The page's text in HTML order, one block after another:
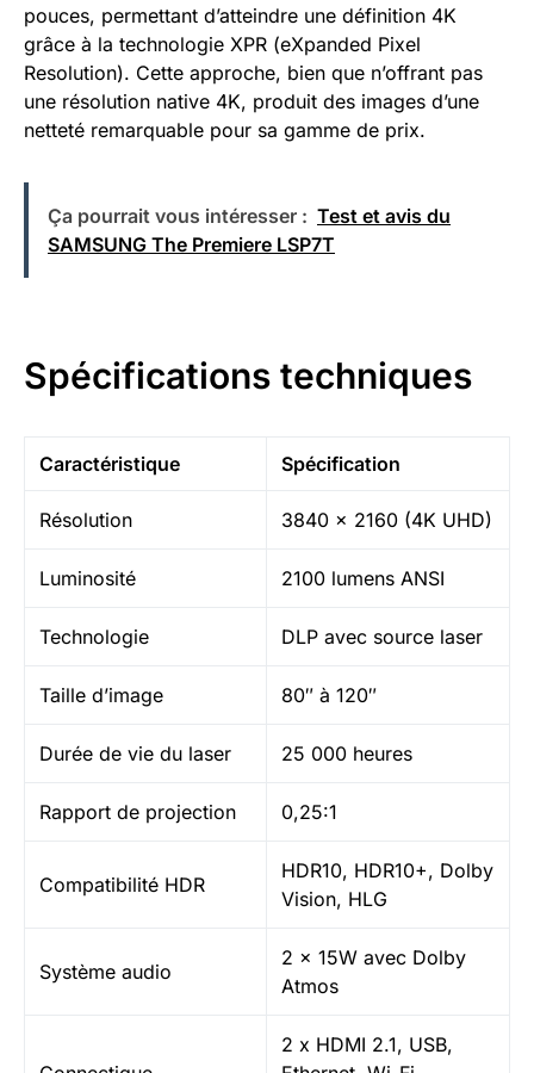
pouces, permettant d’atteindre une définition 4K
grâce à la technologie XPR (eXpanded Pixel
Resolution). Cette approche, bien que n’offrant pas
une résolution native 4K, produit des images d’une
netteté remarquable pour sa gamme de prix.
Ça pourrait vous intéresser : Test et avis du
SAMSUNG The Premiere LSP7T
Spécifications techniques
Caractéristique Spécification
Résolution 3840 x 2160 (4K UHD)
Luminosité 2100 lumens ANSI
Technologie DLP avec source laser
Taille d’image 80″ à 120″
Durée de vie du laser 25 000 heures
Rapport de projection 0,25:1
Compatibilité HDR
HDR10, HDR10+, Dolby
Vision, HLG
Système audio
2 x 15W avec Dolby
Atmos
2 x HDMI 2.1, USB,